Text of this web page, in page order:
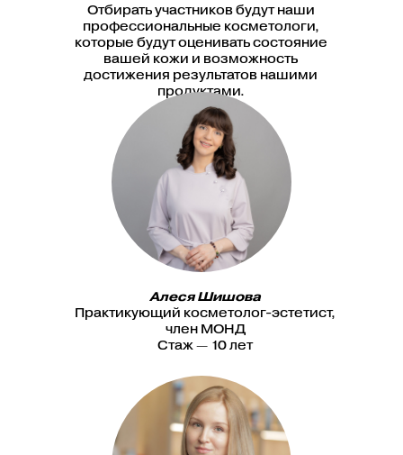
Отбирать участников будут наши
профессиональные косметологи,
которые будут оценивать состояние
вашей кожи и возможность
достижения результатов нашими
продуктами.
Алеся Шишова
Практикующий косметолог-эстетист,
член МОНД
Стаж — 10 лет